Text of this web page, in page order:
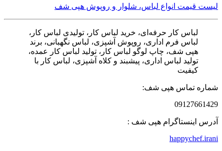
لیست قیمت انواع لباس، شلوار و روپوش هپی شف
لباس کار حرفه‌ای، خرید لباس کار، تولیدی لباس کار،
لباس فرم اداری، روپوش آشپزی، لباس نگهبانی، برند
هپی شف، چاپ لوگو لباس کار، تولید لباس کار عمده،
تولید لباس اداری، پیشبند و کلاه آشپزی، لباس کار با
کیفیت
شماره تماس هپی شف:
09127661429
آدرس اینستاگرام هپی شف :
happychef.irani